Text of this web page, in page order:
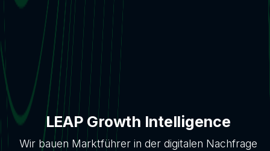
LEAP Growth Intelligence
Wir bauen Marktführer in der digitalen Nachfrage